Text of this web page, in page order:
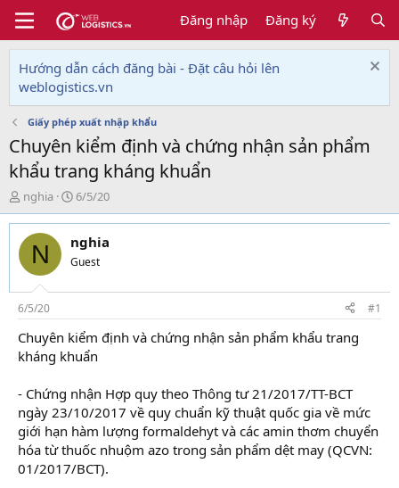
Đăng nhập Đăng ký
Hướng dẫn cách đăng bài - Đặt câu hỏi lên
weblogistics.vn
Giấy phép xuất nhập khẩu
Chuyên kiểm định và chứng nhận sản phẩm
khẩu trang kháng khuẩn
T
h
r
e
d
s
t
a
r
t
nghia
N
g
à
y
g
i
6/5/20
N nghia
Guest
6/5/20 #1
Chuyên kiểm định và chứng nhận sản phẩm khẩu trang
kháng khuẩn
- Chứng nhận Hợp quy theo Thông tư 21/2017/TT-BCT
ngày 23/10/2017 về quy chuẩn kỹ thuật quốc gia về mức
giới hạn hàm lượng formaldehyt và các amin thơm chuyển
hóa từ thuốc nhuộm azo trong sản phẩm dệt may (QCVN:
01/2017/BCT).